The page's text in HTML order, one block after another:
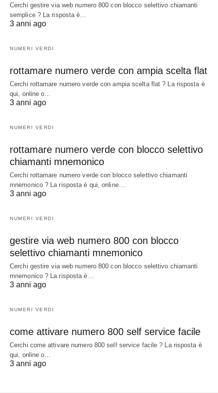
Cerchi gestire via web numero 800 con blocco selettivo chiamanti
semplice ? La risposta è…
3 anni ago
NUMERI VERDI
rottamare numero verde con ampia scelta flat
Cerchi rottamare numero verde con ampia scelta flat ? La risposta è
qui, online o…
3 anni ago
NUMERI VERDI
rottamare numero verde con blocco selettivo
chiamanti mnemonico
Cerchi rottamare numero verde con blocco selettivo chiamanti
mnemonico ? La risposta è qui, online…
3 anni ago
NUMERI VERDI
gestire via web numero 800 con blocco
selettivo chiamanti mnemonico
Cerchi gestire via web numero 800 con blocco selettivo chiamanti
mnemonico ? La risposta è…
3 anni ago
NUMERI VERDI
come attivare numero 800 self service facile
Cerchi come attivare numero 800 self service facile ? La risposta è
qui, online o…
3 anni ago